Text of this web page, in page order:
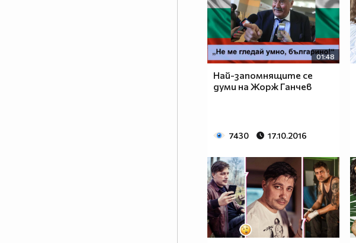
01:48
Най-запомнящите се
думи на Жорж Ганчев
7430 17.10.2016